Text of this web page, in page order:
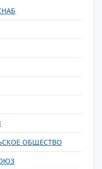
ОБЩЕСТВО